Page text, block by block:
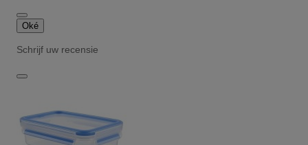
Oké
Schrijf uw recensie